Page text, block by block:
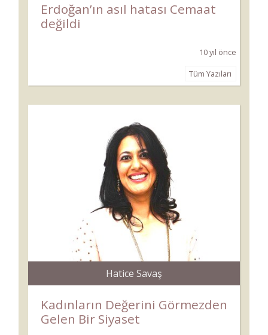
Erdoğan’ın asıl hatası Cemaat
değildi
10 yıl önce
Tüm Yazıları
Hatice Savaş
Kadınların Değerini Görmezden
Gelen Bir Siyaset